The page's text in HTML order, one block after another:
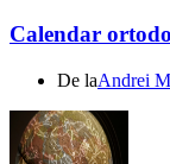
Calendar
De laAndrei